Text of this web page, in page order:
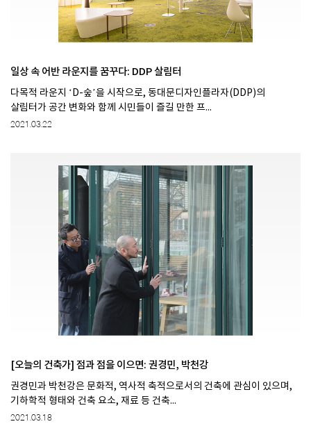
일상 속 어반 라운지를 꿈꾸다: DDP 살림터
다목적 라운지 ‘D-숲’을 시작으로, 동대문디자인플라자(DDP)의
살림터가 공간 변화와 함께 시민들이 즐길 만한 프...
2021.03.22
[오늘의 건축가] 점과 점을 이으면: 권경민, 박천강
권경민과 박천강은 문화적, 역사적 축적으로서의 건축에 관심이 있으며,
기하학적 형태와 건축 요소, 재료 등 건축...
2021.03.18